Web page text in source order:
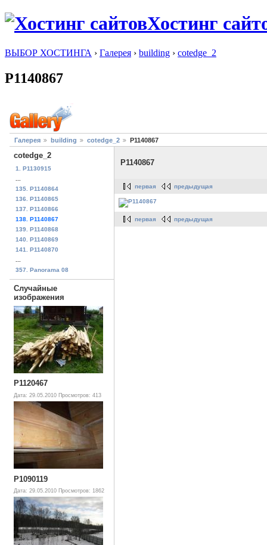
Хостинг
ВЫБОР ХОСТИНГА › Галерея › building › cotedge_2
P1140867
Галерея building cotedge_2 P1140867
cotedge_2
1. P1130915
...
135. P1140864
136. P1140865
137. P1140866
138. P1140867
139. P1140868
140. P1140869
141. P1140870
...
357. Panorama 08
Случайные
изображения
P1120467
Дата: 29.05.2010 Просмотров: 413
P1090119
Дата: 29.05.2010 Просмотров: 1862
P1140867
первая предыдущая
первая предыдущая